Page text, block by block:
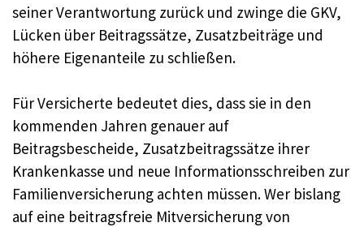
seiner Verantwortung zurück und zwinge die GKV,
Lücken über Beitragssätze, Zusatzbeiträge und
höhere Eigenanteile zu schließen.
Für Versicherte bedeutet dies, dass sie in den
kommenden Jahren genauer auf
Beitragsbescheide, Zusatzbeitragssätze ihrer
Krankenkasse und neue Informationsschreiben zur
Familienversicherung achten müssen. Wer bislang
auf eine beitragsfreie Mitversicherung von